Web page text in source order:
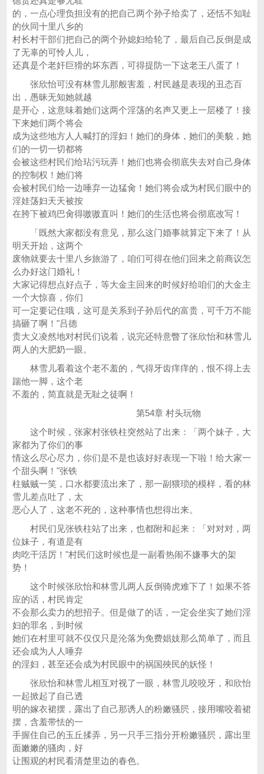
的，一点心理负担没有的把自己两个孙子给卖了，还恬不知耻
的伙同十里八乡的
村长村干部们把自己的两个孙媳妇给轮了，最后自己反倒是成
了无辜的可怜人儿，
还真是个老奸巨猾的坏东西，可得提防一下这老王八蛋了！
张欣怡可没有林雪儿那般害羞，村民越是表现的丑态百
出，愚昧无知她就越
是开心，这意味着她们这两个淫荡的名声又更上一层楼了！接
下来她们两个将会
成为这些地方人人喊打的淫妇！她们的身体，她们的美貌，她
们的一切一切都将
会被这些村民们给玷污玩弄！她们也将会彻底失去对自己身体
的控制权！她们将
会被村民们给一边唾弃一边猛肏！她们将会成为村民们眼中的
淫娃荡妇天天被按
在胯下被鸡巴肏得嗷嗷直叫！她们的生活也将会彻底改写！
「既然大家都没有意见，那么这门婚事就算定下来了！从
明天开始，这两个
废物就要去十里八乡旅游了，咱们可得在他们回来之前商议怎
么办好这门婚礼！
大家记得想点好点子，等大金主回来的时候好给咱们的大金主
一个大惊喜，你们
可一定要记住哦，这可是关系到子孙后代的富贵，可千万不能
搞砸了啊！"吕德
贵大义凌然地对村民们说着，说完还特意瞥了张欣怡和林雪儿
两人的大肥奶一眼。
林雪儿看着这个老不羞的，气得牙齿痒痒的，恨不得上去
踹他一脚，这个老
不羞的，简直就是无耻之徒啊！
第54章 村头玩物
这个时候，张家村张铁柱突然站了出来：「两个妹子，大
家都为了你们的事
情这么尽心尽力，你们是不是也该好好表现一下啦！给大家一
个甜头啊！"张铁
柱贼贼一笑，口水都要流出来了，那一副猥琐的模样，看的林
雪儿差点吐了，太
恶心人了，这老不死的，这种事情也想得出来。
村民们见张铁柱站了出来，也都附和起来：「对对对，两
位妹子，有道是有
肉吃干活厉！"村民们这时候也是一副看热闹不嫌事大的架
势！
这个时候张欣怡和林雪儿两人反倒骑虎难下了！如果不答
应的话，村民肯定
不会那么卖力的想招子。但是做了的话，一定会坐实了她们淫
妇的罪名，到时候
她们在村里可就不仅仅只是沦落为免费娼妓那么简单了，而且
还会成为人人唾弃
的淫妇，甚至还会成为村民眼中的祸国殃民的妖怪！
张欣怡和林雪儿相互对视了一眼，林雪儿咬咬牙，和欣怡
一起掀起了自己透
明的嫁衣裙摆，露出了自己那诱人的粉嫩骚屄，接用嘴咬着裙
摆，含羞带怯的一
手握住自己的玉丘揉弄，另一只手三指分开粉嫩骚屄，露出里
面嫩嫩的骚肉，好
让围观的村民看清楚里边的春色。